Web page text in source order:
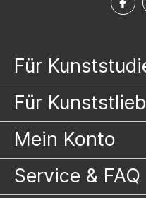
Für
Für
Mein Konto
Service & FAQ